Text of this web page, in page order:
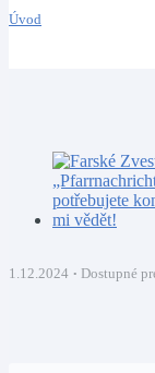
Úvod
1.12.2024 Dostupné